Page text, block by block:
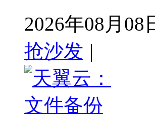
2026年08月08
抢沙发 |